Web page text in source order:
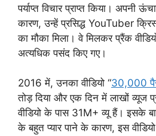
पर्याप्त विचार प्राप्त किया। अपनी
कारण, उन्हें प्रसिद्ध YouTuber
का मौका मिला। वे मिलकर प्रैंक वीडियो
अत्यधिक पसंद किए गए।
2016 में, उनका वीडियो “30,000
तोड़ दिया और एक दिन में लाखों व्यूज
वीडियो के पास 31M+ व्यू हैं। इसके
के बहुत प्यार पाने के कारण, इस